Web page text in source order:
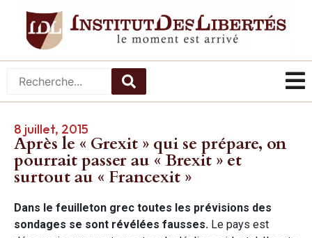
8 juillet, 2015
Après le « Grexit » qui se prépare, on
pourrait passer au « Brexit » et
surtout au « Francexit »
Dans le feuilleton grec toutes les prévisions des
sondages se sont révélées fausses. Le pays est